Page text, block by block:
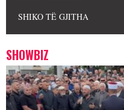
SHIKO TË GJITHA
SHOWBIZ